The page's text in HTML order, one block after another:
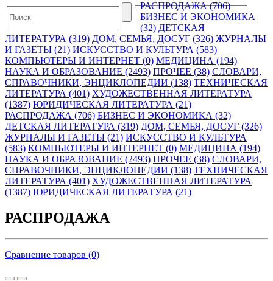
РАСПРОДАЖА (706)
БИЗНЕС И ЭКОНОМИКА
(32) ДЕТСКАЯ
ЛИТЕРАТУРА (319) ДОМ, СЕМЬЯ, ДОСУГ (326) ЖУРНАЛЫ
И ГАЗЕТЫ (21) ИСКУССТВО И КУЛЬТУРА (583)
КОМПЬЮТЕРЫ И ИНТЕРНЕТ (0) МЕДИЦИНА (194)
НАУКА И ОБРАЗОВАНИЕ (2493) ПРОЧЕЕ (38) СЛОВАРИ,
СПРАВОЧНИКИ, ЭНЦИКЛОПЕДИИ (138) ТЕХНИЧЕСКАЯ
ЛИТЕРАТУРА (401) ХУДОЖЕСТВЕННАЯ ЛИТЕРАТУРА
(1387) ЮРИДИЧЕСКАЯ ЛИТЕРАТУРА (21)
РАСПРОДАЖА (706) БИЗНЕС И ЭКОНОМИКА (32)
ДЕТСКАЯ ЛИТЕРАТУРА (319) ДОМ, СЕМЬЯ, ДОСУГ (326)
ЖУРНАЛЫ И ГАЗЕТЫ (21) ИСКУССТВО И КУЛЬТУРА
(583) КОМПЬЮТЕРЫ И ИНТЕРНЕТ (0) МЕДИЦИНА (194)
НАУКА И ОБРАЗОВАНИЕ (2493) ПРОЧЕЕ (38) СЛОВАРИ,
СПРАВОЧНИКИ, ЭНЦИКЛОПЕДИИ (138) ТЕХНИЧЕСКАЯ
ЛИТЕРАТУРА (401) ХУДОЖЕСТВЕННАЯ ЛИТЕРАТУРА
(1387) ЮРИДИЧЕСКАЯ ЛИТЕРАТУРА (21)
РАСПРОДАЖА
Сравнение товаров (0)